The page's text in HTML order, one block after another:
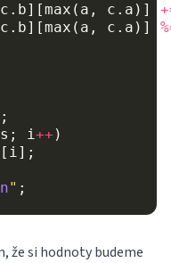
c . b][max ( a , c . a )]
c . b][max ( a , c . a )]
;
s ; i++ )
i];
" ;
že si hodnoty budeme